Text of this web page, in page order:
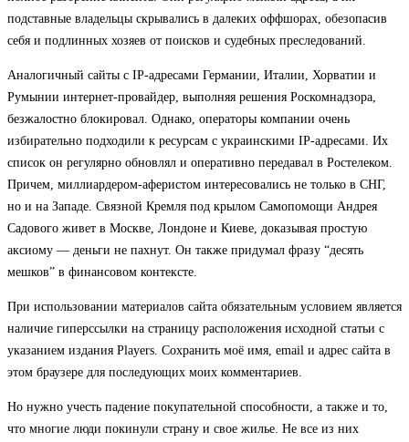
подставные владельцы скрывались в далеких оффшорах, обезопасив
себя и подлинных хозяев от поисков и судебных преследований.
Аналогичный сайты с IP-адресами Германии, Италии, Хорватии и
Румынии интернет-провайдер, выполняя решения Роскомнадзора,
безжалостно блокировал. Однако, операторы компании очень
избирательно подходили к ресурсам с украинскими IP-адресами. Их
список он регулярно обновлял и оперативно передавал в Ростелеком.
Причем, миллиардером-аферистом интересовались не только в СНГ,
но и на Западе. Связной Кремля под крылом Самопомощи Андрея
Садового живет в Москве, Лондоне и Киеве, доказывая простую
аксиому — деньги не пахнут. Он также придумал фразу “десять
мешков” в финансовом контексте.
При использовании материалов сайта обязательным условием является
наличие гиперссылки на страницу расположения исходной статьи с
указанием издания Players. Сохранить моё имя, email и адрес сайта в
этом браузере для последующих моих комментариев.
Но нужно учесть падение покупательной способности, а также и то,
что многие люди покинули страну и свое жилье. Не все из них